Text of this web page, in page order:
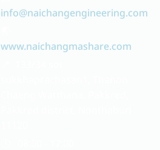
info@naichangengineering.com
www.naichangmashare.com